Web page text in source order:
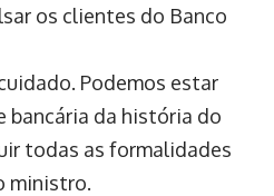
os clientes do Banco
Podemos estar
bancária da história do
todas as formalidades
ministro.